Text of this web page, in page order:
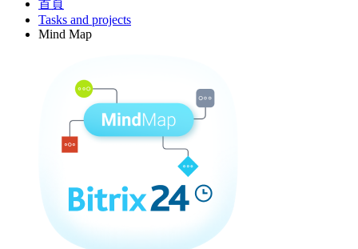
首頁
Tasks and projects
Mind Map